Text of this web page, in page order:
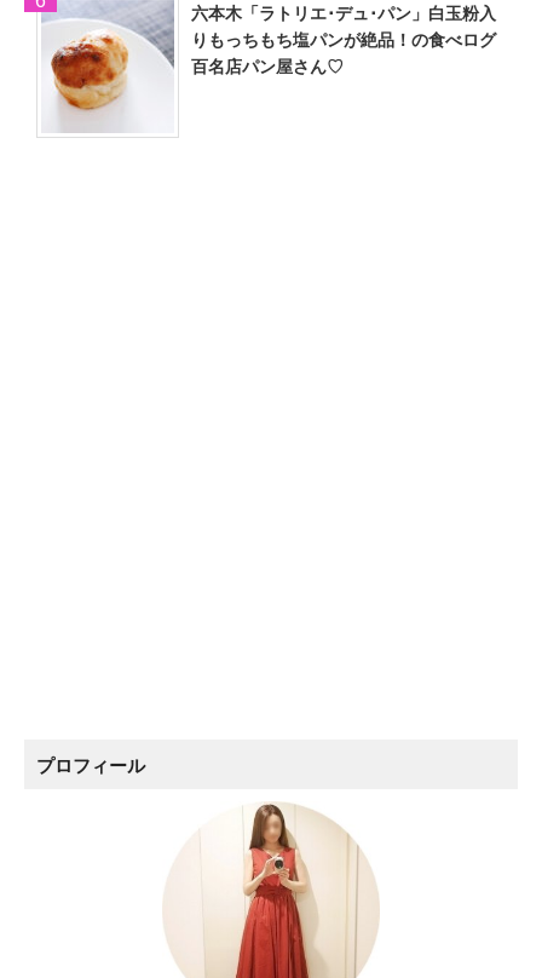
六本木「ラトリエ･デュ･パン」白玉粉入
りもっちもち塩パンが絶品！の食べログ
百名店パン屋さん♡
プロフィール